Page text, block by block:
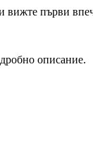
вижте първи
описание.